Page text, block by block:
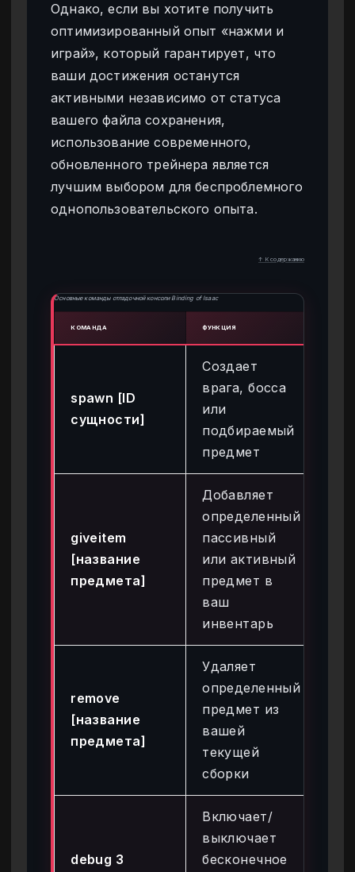
Однако, если вы хотите получить
оптимизированный опыт «нажми и
играй», который гарантирует, что
ваши достижения останутся
активными независимо от статуса
вашего файла сохранения,
использование современного,
обновленного трейнера является
лучшим выбором для беспроблемного
однопользовательского опыта.
↑ К содержанию
Основные команды отладочной консоли Binding of Isaac
КОМАНДА ФУНКЦИЯ
spawn [ID
сущности]
Создает
врага, босса
или
подбираемый
предмет
giveitem
[название
предмета]
Добавляет
определенный
пассивный
или активный
предмет в
ваш
инвентарь
remove
[название
предмета]
Удаляет
определенный
предмет из
вашей
текущей
сборки
debug 3
Включает/
выключает
бесконечное